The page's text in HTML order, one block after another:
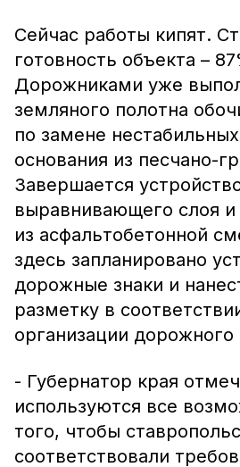
Сейчас работы кипят.
готовность объекта –
Дорожниками уже
земляного полотна
по замене
основания из песчано-
Завершается
выравнивающего слоя и
из асфальтобетонной
здесь запланировано
дорожные знаки и
разметку в
организации
- Губернатор края
используются все
того, чтобы
соответствовали